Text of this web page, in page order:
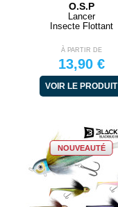
O.S.P
Lancer
Insecte Flottant
À PARTIR DE
13,90 €
VOIR LE PRODUIT
NOUVEAUTÉ